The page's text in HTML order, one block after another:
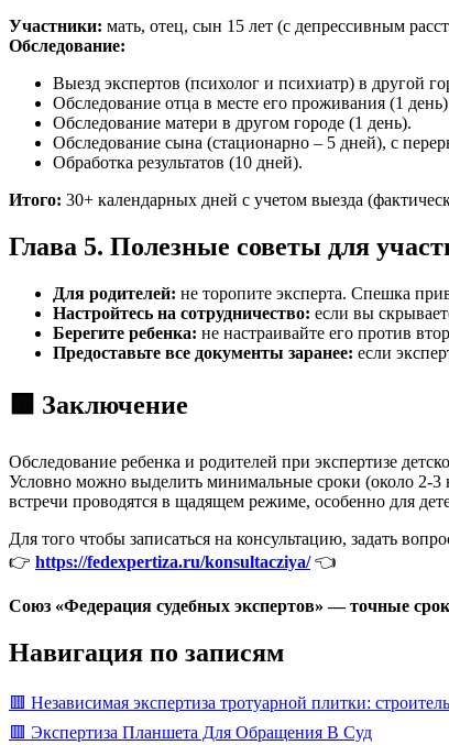
Участники: мать, отец, сын 15 лет (с депрессивным
Обследование:
Выезд экспертов (психолог и психиатр) в другой
Обследование отца в месте его проживания (1
Обследование матери в другом городе (1 день).
Обследование сына (стационарно – 5 дней), с
Обработка результатов (10 дней).
Итого: 30+ календарных дней с учетом выезда
Глава 5. Полезные советы для
Для родителей: не торопите эксперта. Спешка
Настройтесь на сотрудничество: если вы
Берегите ребенка: не настраивайте его против
Предоставьте все документы заранее: если
🟩 Заключение
Обследование ребенка и родителей при экспертизе
Условно можно выделить минимальные сроки (около 2-3
встречи проводятся в щадящем режиме, особенно для
Для того чтобы записаться на консультацию, задать
👉 https://fedexpertiza.ru/konsultacziya/👈
Союз «Федерация судебных экспертов» — точные
Навигация по записям
🟥 Независимая экспертиза тротуарной плитки:
🟥 Экспертиза Планшета Для Обращения В Суд